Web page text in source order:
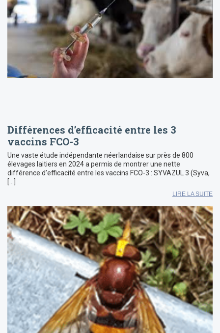
Différences d’efficacité entre les 3
vaccins FCO-3
Une vaste étude indépendante néerlandaise sur près de 800
élevages laitiers en 2024 a permis de montrer une nette
différence d’efficacité entre les vaccins FCO-3 : SYVAZUL 3 (Syva,
[…]
LIRE LA SUITE